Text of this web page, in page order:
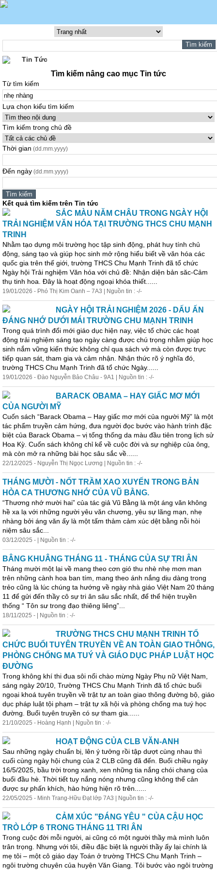
Tin Tức
Tìm kiếm nâng cao mục Tin tức
Từ tìm kiếm
Lựa chọn kiểu tìm kiếm
Tìm kiếm trong chủ đề
Thời gian (dd.mm.yyyy)
Đến ngày (dd.mm.yyyy)
Kết quả tìm kiếm trên Tin tức
SẮC MÀU NĂM CHÂU TRONG NGÀY HỘI
TRẢI NGHIỆM VĂN HÓA TẠI TRƯỜNG THCS CHU MẠNH
TRINH
Nhằm tạo dựng môi trường học tập sinh động, phát huy tính chủ
động, sáng tạo và giúp học sinh mở rộng hiểu biết về văn hóa các
quốc gia trên thế giới, trường THCS Chu Mạnh Trinh đã tổ chức
Ngày hội Trải nghiệm Văn hóa với chủ đề: Nhận diện bản săc-Cảm
thụ tinh hoa. Đây là hoạt động ngoại khóa thiết......
19/01/2026 - Phó Thị Kim Oanh – 7A3 | Nguồn tin : -/-
NGÀY HỘI TRẢI NGHIỆM 2026 - DẤU ẤN
ĐÁNG NHỚ DƯỚI MÁI TRƯỜNG CHU MẠNH TRINH
Trong quá trình đổi mới giáo dục hiện nay, việc tổ chức các hoạt
động trải nghiệm sáng tạo ngày càng được chú trọng nhằm giúp học
sinh nắm vững kiến thức không chỉ qua sách vở mà còn được trực
tiếp quan sát, tham gia và cảm nhận. Nhận thức rõ ý nghĩa đó,
trường THCS Chu Mạnh Trinh đã tổ chức Ngày......
19/01/2026 - Đào Nguyễn Bảo Châu - 9A1 | Nguồn tin : -/-
BARACK OBAMA – HAY GIẤC MƠ MỚI
CỦA NGƯỜI MỸ
Cuốn sách “Barack Obama – Hay giấc mơ mới của người Mỹ” là một
tác phẩm truyền cảm hứng, đưa người đọc bước vào hành trình đặc
biệt của Barack Obama – vị tổng thống da màu đầu tiên trong lịch sử
Hoa Kỳ. Cuốn sách không chỉ kể về cuộc đời và sự nghiệp của ông,
mà còn mở ra những bài học sâu sắc về......
22/12/2025 - Nguyễn Thị Ngọc Lương | Nguồn tin : -/-
THÁNG MƯỜI - NỐT TRẦM XAO XUYẾN TRONG BẢN
HÒA CA THƯƠNG NHỚ CỦA VŨ BẰNG.
“Thương nhớ mười hai” của tác giả Vũ Bằng là một áng văn không
hề xa lạ với những người yêu văn chương, yêu sự lãng mạn, nhẹ
nhàng bởi áng văn ấy là một tấm thảm cảm xúc dệt bằng nỗi hòi
niệm sâu sắc...
03/12/2025 - | Nguồn tin : -/-
BÂNG KHUÂNG THÁNG 11 - THÁNG CỦA SỰ TRI ÂN
Tháng mười một lại về mang theo cơn gió thu nhè nhẹ mơn man
trên những cành hoa ban tím, mang theo ánh nắng dịu dàng trong
trẻo cũng là lúc chúng ta hướng về ngày nhà giáo Việt Nam 20 tháng
11 để gửi đến thầy cô sự tri ân sâu sắc nhất, để thể hiện truyền
thống “ Tôn sư trong đạo thiêng liêng”...
18/11/2025 - | Nguồn tin : -/-
TRƯỜNG THCS CHU MẠNH TRINH TỔ
CHỨC BUỔI TUYÊN TRUYỀN VỀ AN TOÀN GIAO THÔNG,
PHÒNG CHỐNG MA TUÝ VÀ GIÁO DỤC PHÁP LUẬT HỌC
ĐƯỜNG
Trong không khí thi đua sôi nổi chào mừng Ngày Phụ nữ Việt Nam,
sáng ngày 20/10, Trường THCS Chu Mạnh Trinh đã tổ chức buổi
ngoại khoá tuyên truyền về trật tự an toàn giao thông đường bộ, giáo
dục pháp luật tội phạm – trật tự xã hội và phòng chống ma tuý học
đường. Buổi tuyên truyền có sự tham gia......
21/10/2025 - Hoàng Hạnh | Nguồn tin : -/-
HOẠT ĐỘNG CỦA CLB VĂN-ANH
Sau những ngày chuẩn bị, lên ý tưởng rồi tập dượt cùng nhau thì
cuối cùng ngày hội chung của 2 CLB cũng đã đến. Buổi chiều ngày
16/5/2025, bầu trời trong xanh, xen những tia nắng chói chang của
buổi đầu hè. Thời tiết tuy nắng nóng nhưng cũng không thể cản
được sự phấn khích, hào hứng hiện rõ trên......
22/05/2025 - Minh Trang-Hữu Đạt lớp 7A3 | Nguồn tin : -/-
CẢM XÚC "ĐÁNG YÊU " CỦA CẬU HỌC
TRÒ LỚP 6 TRONG THÁNG 11 TRI ÂN
Trong cuộc đời mỗi người, ai cũng có một người thầy mà mình luôn
trân trọng. Nhưng với tôi, điều đặc biệt là người thầy ấy lại chính là
mẹ tôi – một cô giáo dạy Toán ở trường THCS Chu Mạnh Trinh –
ngôi trường chuyên của huyện Văn Giang. Tôi bước vào ngôi trường